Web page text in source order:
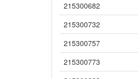
215300682
215300732
215300757
215300773